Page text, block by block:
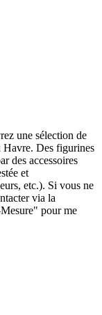
une sélection de
Havre. Des figurines
des accessoires
et
etc.). Si vous ne
via la
pour me